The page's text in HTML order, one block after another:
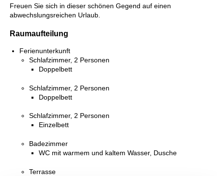
Freuen Sie sich in dieser schönen Gegend auf einen
abwechslungsreichen Urlaub.
Raumaufteilung
Ferienunterkunft
Schlafzimmer, 2 Personen
Doppelbett
Schlafzimmer, 2 Personen
Doppelbett
Schlafzimmer, 2 Personen
Einzelbett
Badezimmer
WC mit warmem und kaltem Wasser, Dusche
Terrasse